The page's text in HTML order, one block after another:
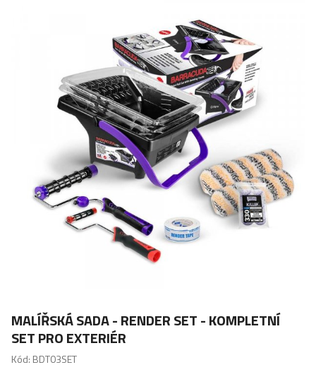
MALÍŘSKÁ SADA - RENDER SET - KOMPLETNÍ
SET PRO EXTERIÉR
Kód: BDT03SET